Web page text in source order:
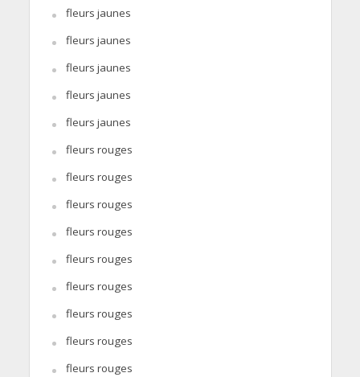
fleurs jaunes
fleurs jaunes
fleurs jaunes
fleurs jaunes
fleurs jaunes
fleurs rouges
fleurs rouges
fleurs rouges
fleurs rouges
fleurs rouges
fleurs rouges
fleurs rouges
fleurs rouges
fleurs rouges